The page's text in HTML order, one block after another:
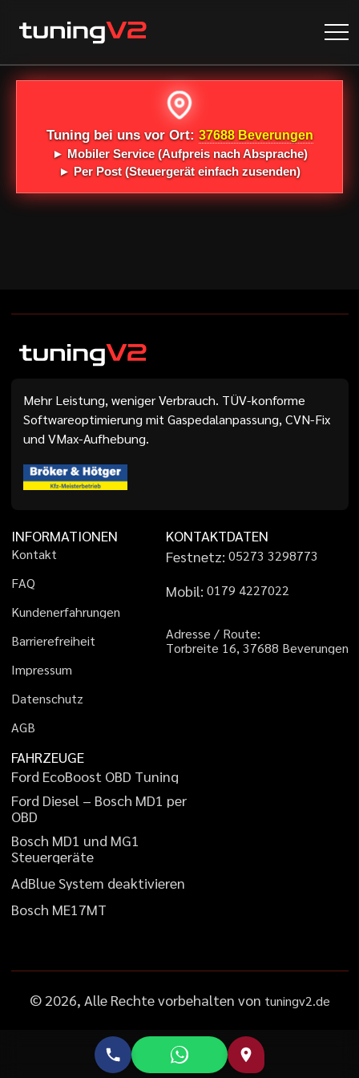
Tuning bei uns vor Ort: 37688 Beverungen
► Mobiler Service(Aufpreis nach Absprache)
►Per Post(Steuergerät einfach zusenden)
Mehr Leistung, weniger Verbrauch. TÜV-konforme
Softwareoptimierung mit Gaspedalanpassung, CVN-Fix
und VMax-Aufhebung.
INFORMATIONEN
Kontakt
FAQ
Kundenerfahrungen
Barrierefreiheit
Impressum
Datenschutz
AGB
KONTAKTDATEN
Festnetz: 05273 3298773
Mobil: 01 79 4227022
Adresse / Route:
Torbreite 16, 37688 Beverungen
FAHRZEUGE
Ford EcoBoost OBD Tuning
Ford Diesel – Bosch MD1 per
OBD
Bosch MD1 und MG1
Steuergeräte
AdBlueSystem deaktivieren
Bosch ME17MT
© 2026, Alle Rechte vorbehalten von tuningv2.de